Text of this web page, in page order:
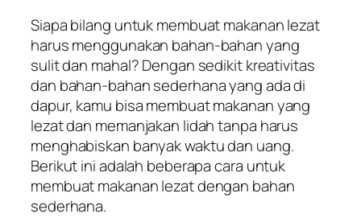
Siapa bilang untuk membuat makanan lezat
harus menggunakan bahan-bahan yang
sulit dan mahal? Dengan sedikit kreativitas
dan bahan-bahan sederhana yang ada di
dapur, kamu bisa membuat makanan yang
lezat dan memanjakan lidah tanpa harus
menghabiskan banyak waktu dan uang.
Berikut ini adalah beberapa cara untuk
membuat makanan lezat dengan bahan
sederhana.